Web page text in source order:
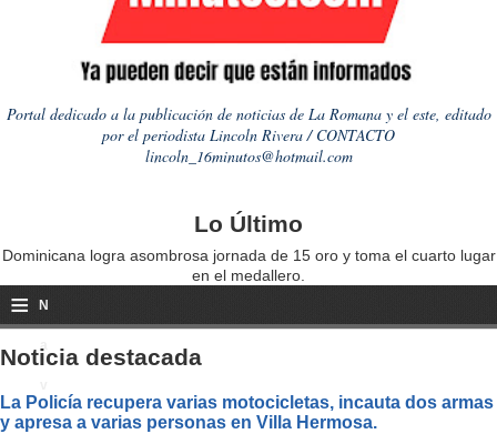
Portal dedicado a la publicación de noticias de La Romana y el este, editado
por el periodista Lincoln Rivera / CONTACTO
lincoln_16minutos@hotmail.com
Lo Último
Dominicana logra asombrosa jornada de 15 oro y toma el cuarto lugar
en el medallero.
≡ N
a
i
Noticia destacada
La Policía recupera varias motocicletas, incauta dos armas
y apresa a varias personas en Villa Hermosa.